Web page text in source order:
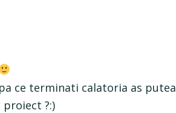
ce terminati calatoria as putea
?:)